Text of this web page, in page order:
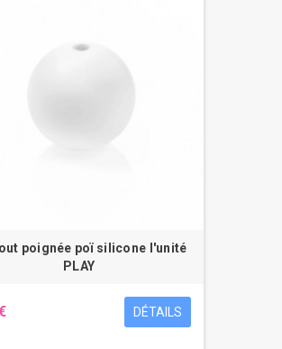
poignée poï silicone l'unité
PLAY
DÉTAILS